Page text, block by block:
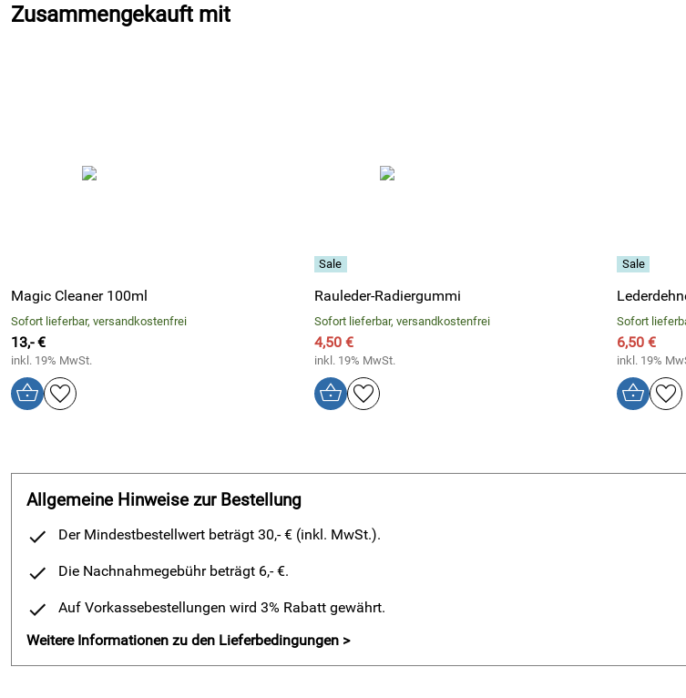
Zusammengekauft mit
Magic Cleaner 100ml
Sofort lieferbar, versandkostenfrei
13,- €
inkl. 19% MwSt.
Rauleder-Radiergummi
Sofort lieferbar, versandkostenfrei
4,50 €
inkl. 19% MwSt.
Sofort
6,50 €
inkl. 19%
Allgemeine Hinweise zur Bestellung
Der Mindestbestellwert beträgt 30,- € (inkl. MwSt.).
Die Nachnahmegebühr beträgt 6,- €.
Auf Vorkassebestellungen wird 3% Rabatt gewährt.
Weitere Informationen zu den Lieferbedingungen >